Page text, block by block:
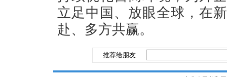
立足中国、放眼全球，在
赴、多方共赢。
推荐给朋友